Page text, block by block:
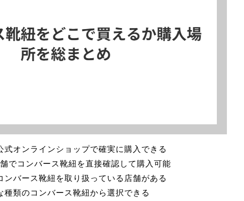
式オンラインショップで確実に購入できる
でコンバース靴紐を直接確認して購入可能
ンバース靴紐を取り扱っている店舗がある
種類のコンバース靴紐から選択できる